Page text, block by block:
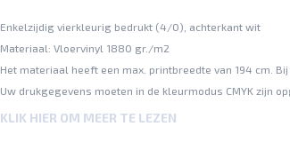
Enkelzijdig vierkleurig bedrukt (4/0), achterkant wit
Materiaal: Vloervinyl 1880 gr./m2
Het materiaal heeft een max. printbreedte van 194 cm.
Uw drukgegevens moeten in de kleurmodus CMYK zijn
ISO Coated v2 (gebaseerd op FOGRA39).
KLIK HIER OM MEER TE LEZEN